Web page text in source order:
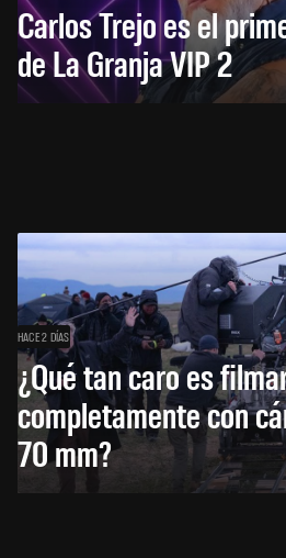
Carlos Trejo es el
de La Granja VIP 2
HACE 2 DÍAS
¿Qué tan caro es
completamente con
70 mm?